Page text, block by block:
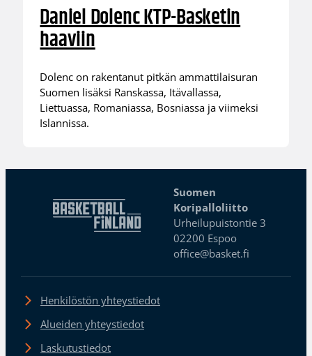
Daniel Dolenc KTP-Basketin
haaviin
Dolenc on rakentanut pitkän ammattilaisuran
Suomen lisäksi Ranskassa, Itävallassa,
Liettuassa, Romaniassa, Bosniassa ja viimeksi
Islannissa.
Suomen
Koripalloliitto
Urheilupuistontie 3
02200 Espoo
office@basket.fi
Henkilöstön yhteystiedot
Alueiden yhteystiedot
Laskutustiedot